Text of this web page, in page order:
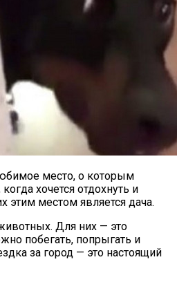
место, о которым
хочется отдохнуть и
этим местом является дача.
Для них — это
побегать, попрыгать и
за город — это настоящий